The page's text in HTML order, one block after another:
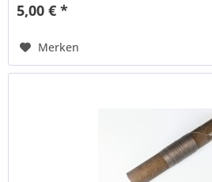
5,00 € *
Merken